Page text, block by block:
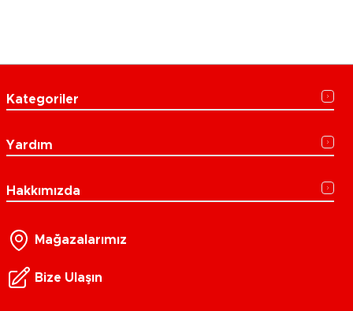
Kategoriler
Yardım
Hakkımızda
Mağazalarımız
Bize Ulaşın